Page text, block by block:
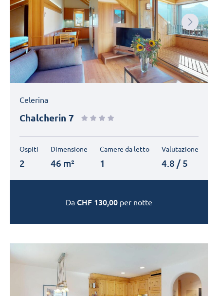
Next
Celerina
Chalcherin 7
Ospiti
2
Dimensione
46 m²
Camere da letto
1
Valutazione
4.8 / 5
Da CHF 130,00 per notte